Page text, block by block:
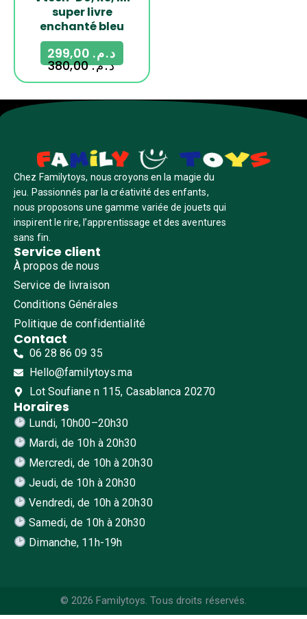
super livre
enchanté bleu
د.م.380,00
د.م.
Chez Familytoys, nous croyons en la magie du
jeu. Passionnés par la créativité des enfants,
nous proposons une gamme variée de jouets qui
inspirent le rire, l’apprentissage et des aventures
sans fin.
Service client
À propos de nous
Service de livraison
Conditions Générales
Politique de confidentialité
Contact
06 28 86 09 35
Hello@familytoys.ma
Lot Soufiane n 115, Casablanca 20270
Horaires
Lundi, 10h00–20h30
Mardi, de 10h à 20h30
Mercredi, de 10h à 20h30
Jeudi, de 10h à 20h30
Vendredi, de 10h à 20h30
Samedi, de 10h à 20h30
Dimanche, 11h-19h
© 2026 Familytoys. Tous droits réservés.